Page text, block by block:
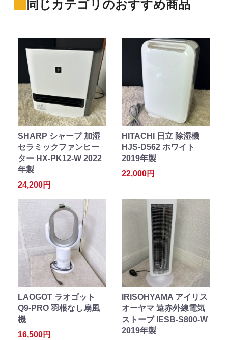
同じカテゴリのおすすめ商品
SHARP シャープ 加湿
セラミックファンヒー
ター HX-PK12-W 2022
年製
24,200円
HITACHI 日立 除湿機
HJS-D562 ホワイト
2019年製
22,000円
LAOGOT ラオゴット
Q9-PRO 羽根なし扇風
機
16,500円
IRISOHYAMA アイリス
オーヤマ 遠赤外線電気
ストーブ IESB-S800-W
2019年製